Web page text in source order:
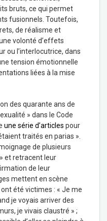
bruts, ce qui permet
fusionnels. Toutefois,
de réalisme et
volonté d’effets
ou l’interlocutrice, dans
tension émotionnelle
liées à la mise
des quarante ans de
» dans le Code
une série d’articles pour
traités en parias ».
de plusieurs
et retracent leur
de leur
mettent en scène
été victimes : « Je me
je voyais arriver des
je vivais claustré » ;